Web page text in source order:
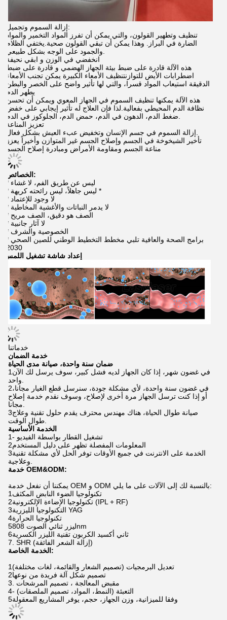
إزالة السموم وتجميل:
تنظيف وتطهير القولون، والتي يمكن أن تفرز المواد التخمير والمواد
الضارة في البراز. وهذا يمكن أن تبقي القولون صحية.يختفي الظلام
والجمود على الوجه بشكل طبيعي.
انخفضي في الوزن و ابقي نحيفة
هذه الآلة قادرة على ضبط بيئة الجهاز الهضمي و قادرة على ضبط
اضطرابات الأيض للتوازنتنظيف الأمعاء الكبيرة يمكن تجنب الأمعاء
الدقيقة استيعاب المواد قسرا، والتي لها تأثير واضح على الخصر والبطن
يطهر الدم
هذه الآلة يمكنها تنظيف السموم في الجهاز المعوي ويمكن أن تحسن
نظافة الدم المحيطي بفعالية.لذا فإن العلاج له تأثير إيجابي على خفض
ضغط الدم، الدهون في الدم، حمض الدم، الجلوكوز في الدم.
تعزيز المناعة
إزالة السموم في جسم الإنسان وتخفيض عبء العيش بشكل فعال.
تأخير الشيخوخة في الجسم وإصلاح الجسم غير المتوازن وأخيراً يعزز
مناعة الجسم ومقاومة الأمراض ومبادرة إصلاح الجسم
الخصائص:
* ليس عن طريق الفم، لا غشاء
* ليس جاهلاً، ليس رائحته كريهة *
* لا وجود للإعتماد
* لا يدمر النباتات والأغشية المخاطية
* الصف هو دقيق، الصف مريح
* لا آثار جانبية
* الخصوصية والشرف
* برامج الصحة والعافية تلبي مخطط التخطيط الوطني للصين الصحي
2030
إعداد شاشة تشغيل اللمس
خدماتنا
خدمة الضمان
ضمان سنة واحدة، صيانة مدى الحياة
1في غضون شهر، إذا كان الجهاز لديه فشل كبير، سوف يرسل لك الآن
2في غضون سنة واحدة، لأي مشكلة جودة، سنرسل قطع الغيار مجانا،
أو إذا كنت ترسل الجهاز مرة أخرى لإصلاح، وسوف نقدم خدمة إصلاح
3صيانة طوال الحياة، هناك مهندس محترف يقدم حلول تقنية وعلاج
الخدمة الأساسية
1- تشغيل القطار بواسطة الفيديو
2المعلومات المفصلة تظهر على دليل المستخدم
3الخدمة على الانترنت في جميع الأوقات توفر الحل لأي مشكلة تقنية
خدمة OEM&ODM:
يمكننا أن نفعل خدمة OEM و ODM بالنسبة لك إلى الآلات على ما يلي:
1تكنولوجيا الضوء النابض المكثف
2تكنولوجيا الإضاءة الإلكترونية (IPL + RF)
3التكنولوجيا الليزرية YAG
4تكنولوجيا الحرارة
5ليزر ثنائي الصوت 808nm
6ثاني أكسيد الكربون تقنية الليزر الكسرية
7. SHR (إزالة الشعر الفائقة)
الخدمة الخاصة:
1تعديل البرمجيات (تصميم الشعار والقائمة، لغات مختلفة)
2تصميم شكل آلة فريدة من نوعها
3. مقبض المعالجة ، تصميم المرشحات
4- التعبئة (النمط، المواد، تصميم الملصقات)
5وفقا للميزانية، وزن الجهاز، حجم، يوفر المشاريع المعقولة